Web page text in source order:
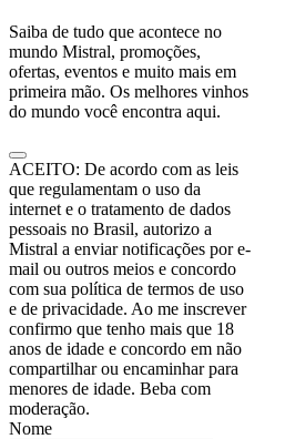
Saiba de tudo que acontece no
mundo Mistral, promoções,
ofertas, eventos e muito mais em
primeira mão. Os melhores vinhos
do mundo você encontra aqui.
ACEITO: De acordo com as leis
que regulamentam o uso da
internet e o tratamento de dados
pessoais no Brasil, autorizo a
Mistral a enviar notificações por e-
mail ou outros meios e concordo
com sua política de termos de uso
e de privacidade. Ao me inscrever
confirmo que tenho mais que 18
anos de idade e concordo em não
compartilhar ou encaminhar para
menores de idade. Beba com
moderação.
Nome